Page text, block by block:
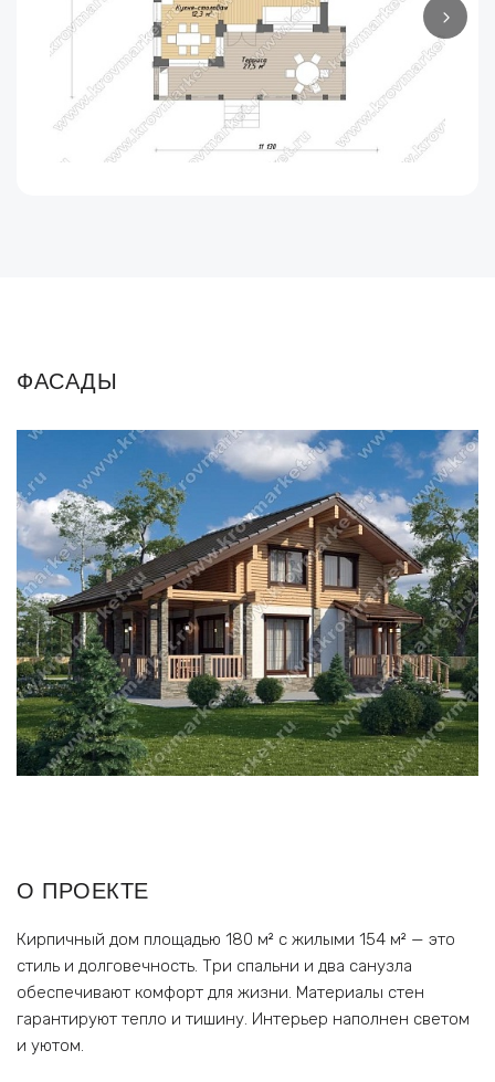
ФАСАДЫ
О ПРОЕКТЕ
Кирпичный дом площадью 180 м² с жилыми 154 м² — это
стиль и долговечность. Три спальни и два санузла
обеспечивают комфорт для жизни. Материалы стен
гарантируют тепло и тишину. Интерьер наполнен светом
и уютом.